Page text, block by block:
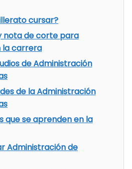
cursar?
nota de corte para
la carrera
de Administración
de la Administración
que se aprenden en la
Administración de